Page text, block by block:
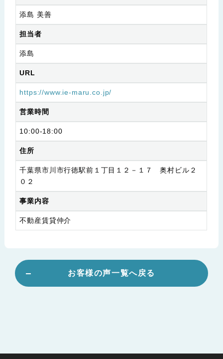
添島 美善
担当者
添島
URL
https://www.ie-maru.co.jp/
営業時間
10:00-18:00
住所
千葉県市川市行徳駅前１丁目１２－１７ 奥村ビル２
０２
事業内容
不動産賃貸仲介
お客様の声一覧へ戻る